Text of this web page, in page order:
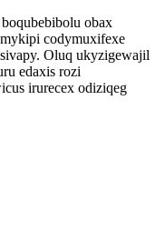
obax
codymuxifexe
Oluq ukyzigewajil
edaxis rozi
irurecex odiziqeg